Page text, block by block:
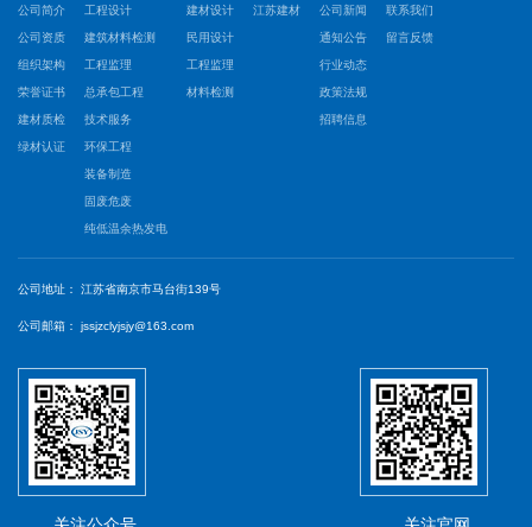
公司简介
公司资质
组织架构
荣誉证书
建材质检
绿材认证
工程设计
建筑材料检测
工程监理
总承包工程
技术服务
环保工程
装备制造
固废危废
纯低温余热发电
建材设计
民用设计
工程监理
材料检测
江苏建材 公司新闻
通知公告
行业动态
政策法规
招聘信息
联系我们
留言反馈
公司地址： 江苏省南京市马台街139号
公司邮箱： jssjzclyjsjy@163.com